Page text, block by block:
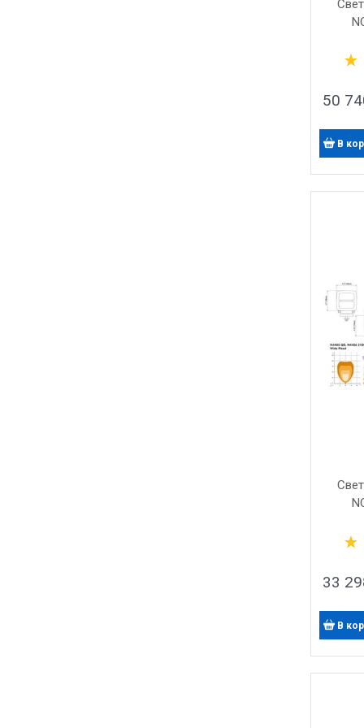
50
В
33
В